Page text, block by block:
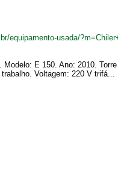
equipamento-usada/
E 150. Ano: 2010.
Voltagem: 220 V trifá...